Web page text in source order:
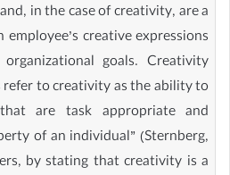
in the case of creativity, are a
creative expressions
goals. Creativity
to creativity as the ability to
are task appropriate and
of an individual” (Sternberg,
by stating that creativity is a